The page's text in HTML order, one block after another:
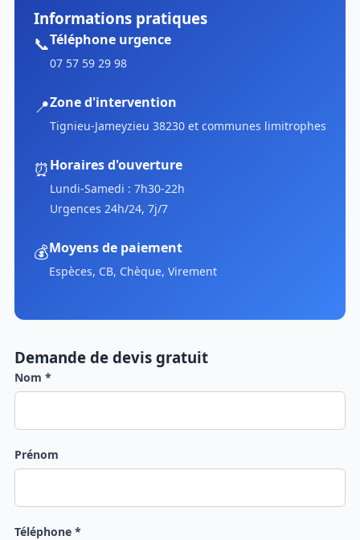
Informations pratiques
📞Téléphone urgence
07 57 59 29 98
📍Zone d'intervention
Tignieu-Jameyzieu 38230 et communes limitrophes
⏰Horaires d'ouverture
Lundi-Samedi : 7h30-22h
Urgences 24h/24, 7j/7
💰Moyens de paiement
Espèces, CB, Chèque, Virement
Demande de devis gratuit
Nom *
Prénom
Téléphone *